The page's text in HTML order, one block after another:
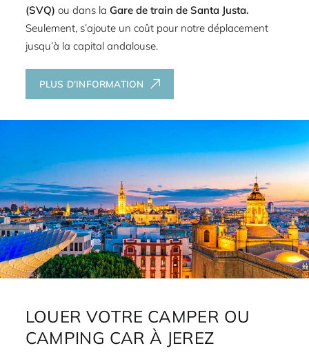
(SVQ) ou dans la Gare de train de Santa Justa.
Seulement, s’ajoute un coût pour notre déplacement
jusqu’à la capital andalouse.
PLUS D'INFORMATION
LOUER VOTRE CAMPER OU
CAMPING CAR À JEREZ